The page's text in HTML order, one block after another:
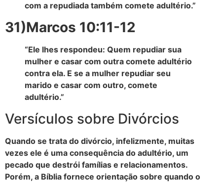
com a repudiada também comete adultério.”
31)Marcos 10:11-12
“Ele lhes respondeu: Quem repudiar sua
mulher e casar com outra comete adultério
contra ela. E se a mulher repudiar seu
marido e casar com outro, comete
adultério.”
Versículos sobre Divórcios
Quando se trata do divórcio, infelizmente, muitas
vezes ele é uma consequência do adultério, um
pecado que destrói famílias e relacionamentos.
Porém, a Bíblia fornece orientação sobre quando o